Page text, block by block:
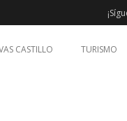
CASTILLO TURISMO